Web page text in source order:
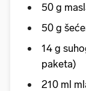
50 g
50 g
14 g
paketa)
210 ml